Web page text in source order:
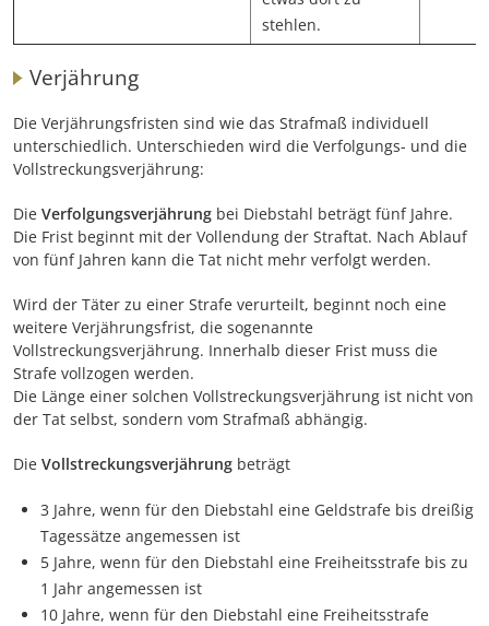
stehlen.
Verjährung
Die Verjährungsfristen sind wie das Strafmaß individuell
unterschiedlich. Unterschieden wird die Verfolgungs- und die
Vollstreckungsverjährung:
Die Verfolgungsverjährung bei Diebstahl beträgt fünf Jahre.
Die Frist beginnt mit der Vollendung der Straftat. Nach Ablauf
von fünf Jahren kann die Tat nicht mehr verfolgt werden.
Wird der Täter zu einer Strafe verurteilt, beginnt noch eine
weitere Verjährungsfrist, die sogenannte
Vollstreckungsverjährung. Innerhalb dieser Frist muss die
Strafe vollzogen werden.
Die Länge einer solchen Vollstreckungsverjährung ist nicht von
der Tat selbst, sondern vom Strafmaß abhängig.
Die Vollstreckungsverjährung beträgt
3 Jahre, wenn für den Diebstahl eine Geldstrafe bis dreißig
Tagessätze angemessen ist
5 Jahre, wenn für den Diebstahl eine Freiheitsstrafe bis zu
1 Jahr angemessen ist
10 Jahre, wenn für den Diebstahl eine Freiheitsstrafe